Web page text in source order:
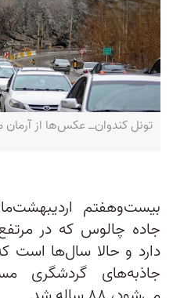
تونل کندوان‌ــ عکس‌ها از آرمان
جاده چالوس که در
دارد و حالا سال‌ها است
جاذبه‌های گردشگری